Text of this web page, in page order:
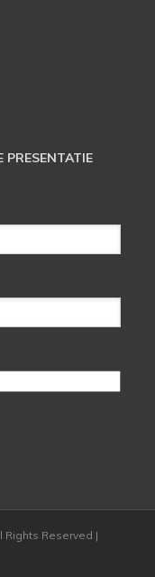
PRESENTATIE
Rights Reserved |